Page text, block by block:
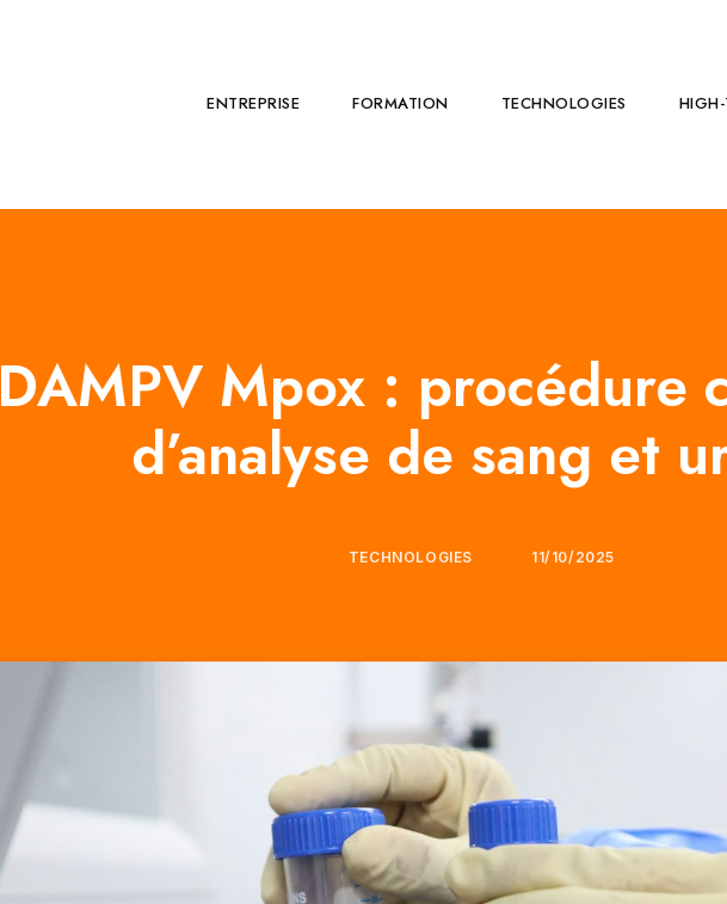
ENTREPRISE FORMATION TECHNOLOGIES
DAMPV Mpox : procédure
d’analyse de sang et
TECHNOLOGIES 11/10/2025